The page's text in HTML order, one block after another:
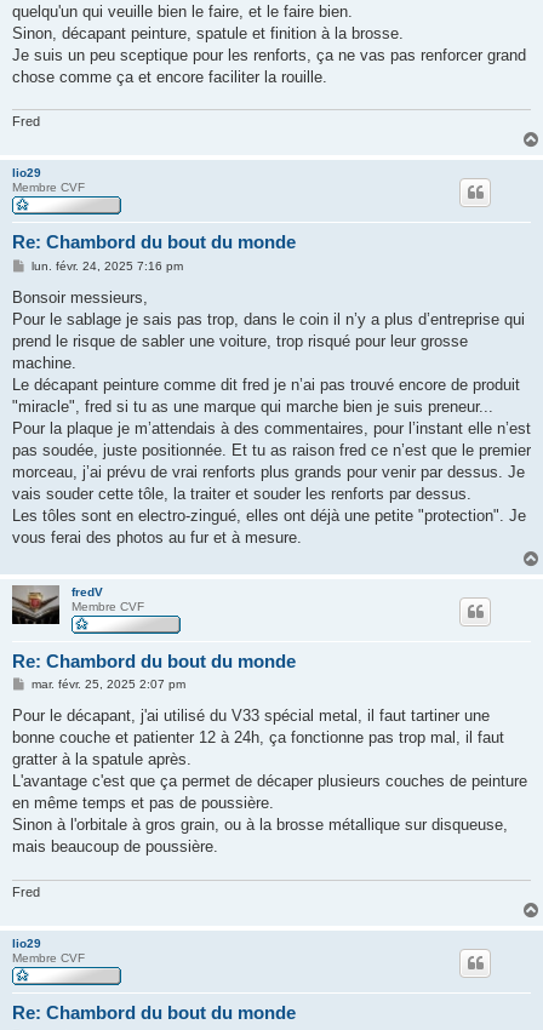
a
g
quelqu'un qui veuille bien le faire, et le faire bien.
Sinon, décapant peinture, spatule et finition à la brosse.
Je suis un peu sceptique pour les renforts, ça ne vas pas renforcer grand
chose comme ça et encore faciliter la rouille.
Fred
lio29
Membre CVF
Re: Chambord du bout du monde
M
s
a
g
lun. févr. 24, 2025 7:16 pm
Bonsoir messieurs,
Pour le sablage je sais pas trop, dans le coin il n’y a plus d’entreprise qui
prend le risque de sabler une voiture, trop risqué pour leur grosse
machine.
Le décapant peinture comme dit fred je n’ai pas trouvé encore de produit
"miracle", fred si tu as une marque qui marche bien je suis preneur...
Pour la plaque je m’attendais à des commentaires, pour l’instant elle n’est
pas soudée, juste positionnée. Et tu as raison fred ce n’est que le premier
morceau, j’ai prévu de vrai renforts plus grands pour venir par dessus. Je
vais souder cette tôle, la traiter et souder les renforts par dessus.
Les tôles sont en electro-zingué, elles ont déjà une petite "protection". Je
vous ferai des photos au fur et à mesure.
fredV
Membre CVF
Re: Chambord du bout du monde
M
s
a
g
mar. févr. 25, 2025 2:07 pm
Pour le décapant, j'ai utilisé du V33 spécial metal, il faut tartiner une
bonne couche et patienter 12 à 24h, ça fonctionne pas trop mal, il faut
gratter à la spatule après.
L'avantage c'est que ça permet de décaper plusieurs couches de peinture
en même temps et pas de poussière.
Sinon à l'orbitale à gros grain, ou à la brosse métallique sur disqueuse,
mais beaucoup de poussière.
Fred
lio29
Membre CVF
Re: Chambord du bout du monde